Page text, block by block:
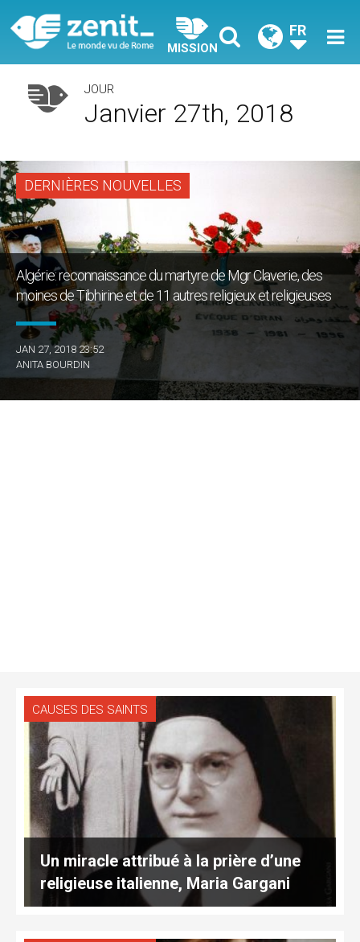
MISSION
FR
JOUR
Janvier 27th, 2018
DERNIÈRES NOUVELLES
Algérie: reconnaissance du martyre de Mgr Claverie, des
moines de Tibhirine et de 11 autres religieux et religieuses
JAN 27, 2018 23:52
ANITA BOURDIN
CAUSES DES SAINTS
Un miracle attribué à la prière d’une
religieuse italienne, Maria Gargani